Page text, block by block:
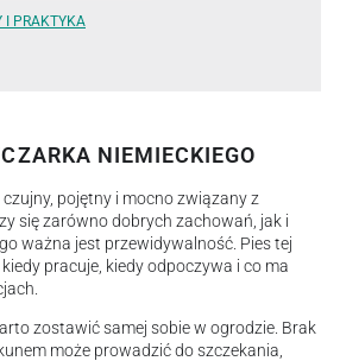
I PRAKTYKA
NIEMIECKIEGO
pojętny i mocno związany z
się zarówno dobrych zachowań, jak i
ważna jest przewidywalność. Pies tej
pracuje, kiedy odpoczywa i co ma
zostawić samej sobie w ogrodzie. Brak
może prowadzić do szczekania,